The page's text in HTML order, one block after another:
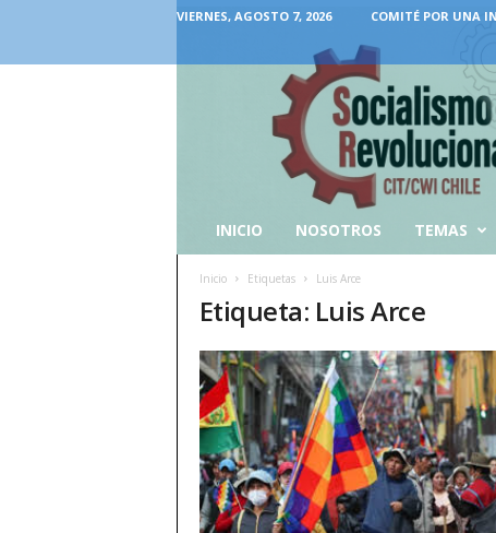
VIERNES, AGOSTO 7, 2026 COMITÉ POR UNA
INICIO NOSOTROS TEMAS
Inicio Etiquetas Luis Arce
Etiqueta: Luis Arce